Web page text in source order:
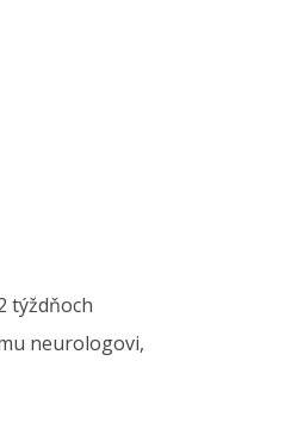
týždňoch
neurologovi,